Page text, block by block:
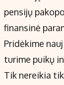
pensijų
finansinė
Pridėkime
turime puikų
Tik nereikia